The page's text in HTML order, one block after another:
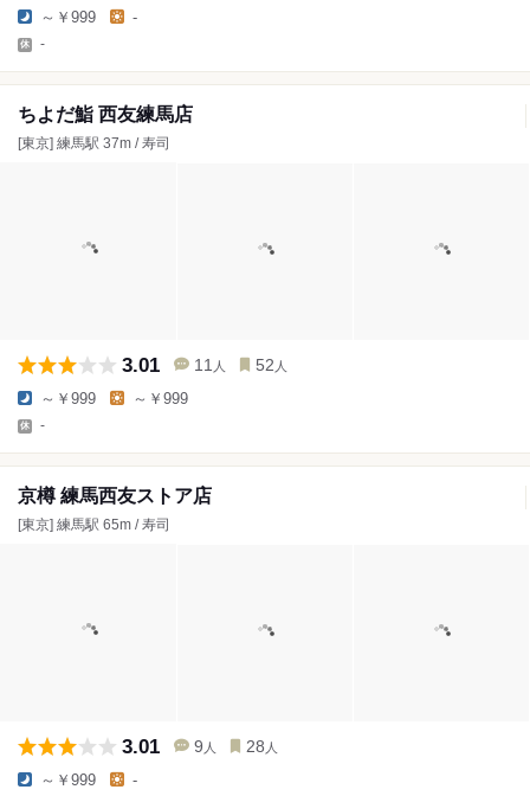
～￥999 -
-
ちよだ鮨 西友練馬店
[東京] 練馬駅 37m / 寿司
3.01 11 人 52 人
～￥999 ～￥999
-
京樽 練馬西友ストア店
[東京] 練馬駅 65m / 寿司
3.01 9 人 28 人
～￥999 -